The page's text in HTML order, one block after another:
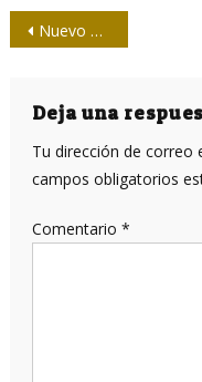
Navegación
entradas
Nuevo Atlas Nacional de Cuba: multimedial y analógico
Deja una
Tu dirección de correo
campos obligatorios
Comentario *